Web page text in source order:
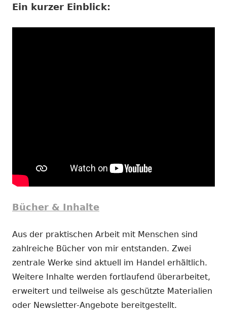
Ein kurzer Einblick:
Bücher & Inhalte
Aus der praktischen Arbeit mit Menschen sind
zahlreiche Bücher von mir entstanden. Zwei
zentrale Werke sind aktuell im Handel erhältlich.
Weitere Inhalte werden fortlaufend überarbeitet,
erweitert und teilweise als geschützte Materialien
oder Newsletter-Angebote bereitgestellt.